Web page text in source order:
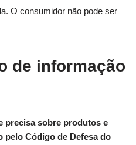
O consumidor não pode ser
de informação
precisa sobre produtos e
pelo Código de Defesa do